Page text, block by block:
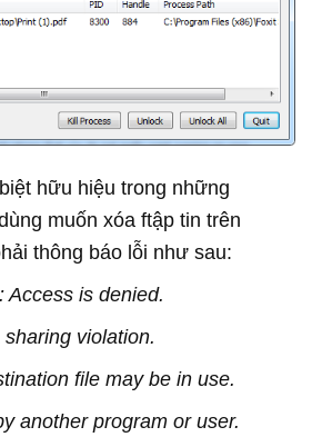
hữu hiệu trong những
muốn xóa ftập tin trên
thông báo lỗi như sau:
Access is denied.
violation.
file may be in use.
another program or user.